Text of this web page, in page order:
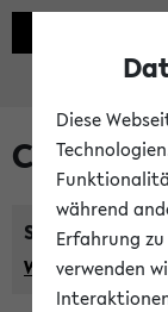
Courses
Semester:
WiSe 2026/2027
Diese
während
Erfahrung
verwenden